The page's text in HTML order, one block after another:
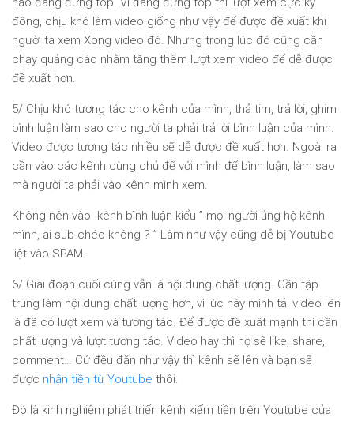
đông, chịu khó làm video giống như vậy để được đề xuất khi
người ta xem Xong video đó. Nhưng trong lúc đó cũng cần
chạy quảng cáo nhằm tăng thêm lượt xem video để dễ được
đề xuất hơn.
5/ Chịu khó tương tác cho kênh của mình, thả tim, trả lời, ghim
bình luận làm sao cho người ta phải trả lời bình luận của mình.
Video được tương tác nhiều sẽ dễ được đề xuất hơn. Ngoài ra
cần vào các kênh cùng chủ để với mình để bình luận, làm sao
mà người ta phải vào kênh mình xem.
Không nên vào kênh bình luận kiểu ” mọi người ủng hộ kênh
mình, ai sub chéo không ? ” Làm như vậy cũng dễ bị Youtube
liệt vào SPAM.
6/ Giai đoạn cuối cùng vẫn là nội dung chất lượng. Cần tập
trung làm nội dung chất lượng hơn, vì lúc này mình tải video lên
là đã có lượt xem và tương tác. Để được đề xuất mạnh thì cần
chất lượng và lượt tương tác. Video hay thì họ sẽ like, share,
comment… Cứ đều đặn như vậy thì kênh sẽ lên và bạn sẽ
được nhận tiền từ Youtube thôi.
Đó là kinh nghiệm phát triển kênh kiếm tiền trên Youtube của